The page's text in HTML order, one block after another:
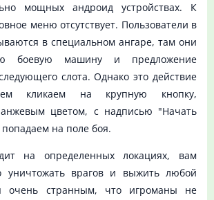
мощных андроид устройствах. К
меню отсутствует. Пользователи в
в специальном ангаре, там они
боевую машину и предложение
слота. Однако это действие
кликаем на крупную кнопку,
цветом, с надписью "Начать
на поле боя.
на определенных локациях, вам
уничтожать врагов и выжить любой
очень странным, что игроманы не